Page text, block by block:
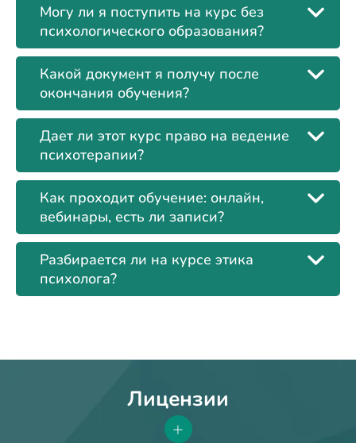
Могу ли я поступить на курс без
психологического образования?
Какой документ я получу после
окончания обучения?
Дает ли этот курс право на ведение
психотерапии?
Как проходит обучение: онлайн,
вебинары, есть ли записи?
Разбирается ли на курсе этика
психолога?
Лицензии
+